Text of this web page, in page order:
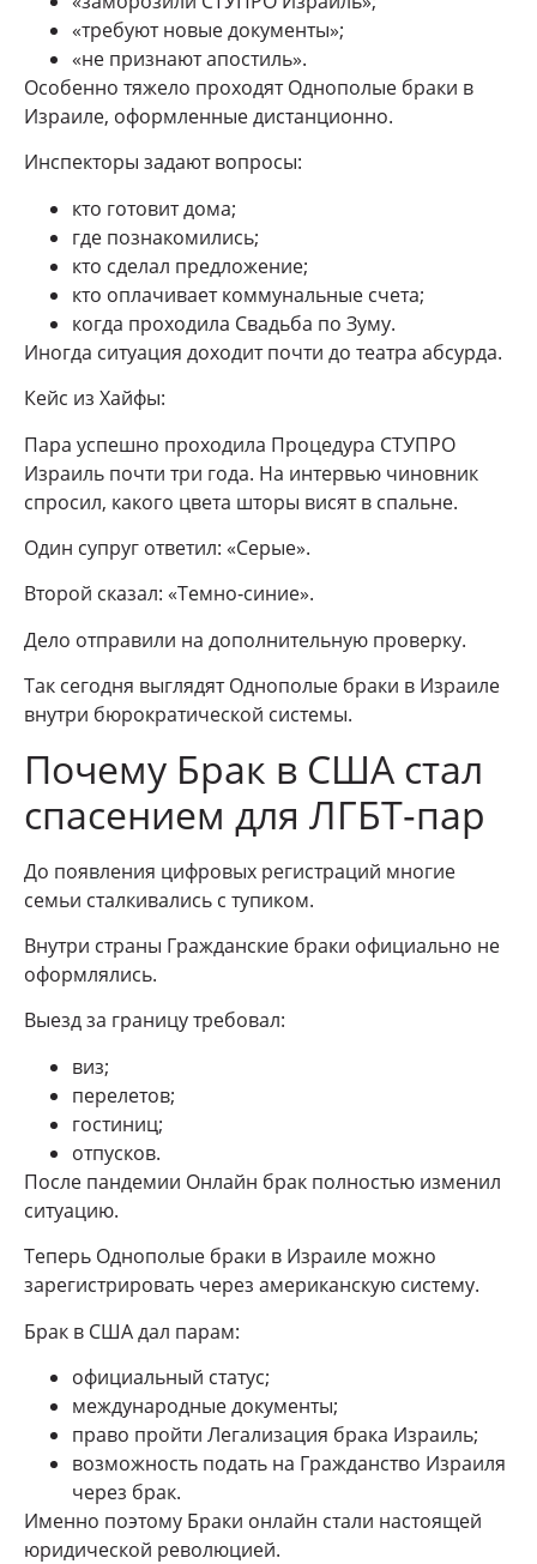
«требуют новые документы»;
«не признают апостиль».
Особенно тяжело проходят Однополые браки в
Израиле, оформленные дистанционно.
Инспекторы задают вопросы:
кто готовит дома;
где познакомились;
кто сделал предложение;
кто оплачивает коммунальные счета;
когда проходила Свадьба по Зуму.
Иногда ситуация доходит почти до театра абсурда.
Кейс из Хайфы:
Пара успешно проходила Процедура СТУПРО
Израиль почти три года. На интервью чиновник
спросил, какого цвета шторы висят в спальне.
Один супруг ответил: «Серые».
Второй сказал: «Темно‑синие».
Дело отправили на дополнительную проверку.
Так сегодня выглядят Однополые браки в Израиле
внутри бюрократической системы.
Почему Брак в США стал
спасением для ЛГБТ‑пар
До появления цифровых регистраций многие
семьи сталкивались с тупиком.
Внутри страны Гражданские браки официально не
оформлялись.
Выезд за границу требовал:
виз;
перелетов;
гостиниц;
отпусков.
После пандемии Онлайн брак полностью изменил
ситуацию.
Теперь Однополые браки в Израиле можно
зарегистрировать через американскую систему.
Брак в США дал парам:
официальный статус;
международные документы;
право пройти Легализация брака Израиль;
возможность подать на Гражданство Израиля
через брак.
Именно поэтому Браки онлайн стали настоящей
юридической революцией.